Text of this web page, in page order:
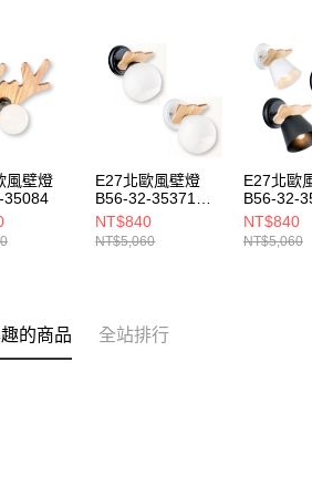
風壁燈
35084
E27北歐風壁燈
B56-32-35371
35374
NT$840
NT$5,060
E27北歐
B56-32-
35397
NT$840
NT$5,060
的商品 全站排行